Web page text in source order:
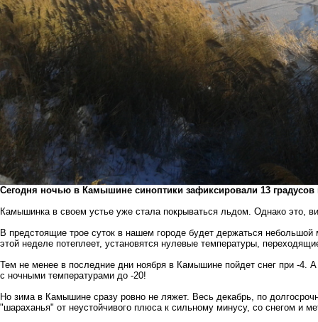
Сегодня ночью в Камышине синоптики зафиксировали 13 градусов
Камышинка в своем устье уже стала покрываться льдом. Однако это,
В предстоящие трое суток в нашем городе будет держаться
этой неделе потеплеет, установятся нулевые температуры,
Тем не менее в последние дни ноября в Камышине пойдет снег при -4.
с ночными температурами до -20!
Но зима в Камышине сразу ровно не ляжет. Весь декабрь, по
"шараханья" от неустойчивого плюса к сильному минусу, со снегом и